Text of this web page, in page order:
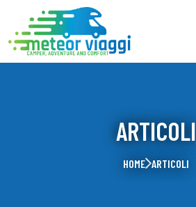
ARTICOLI
HOME ARTICOLI